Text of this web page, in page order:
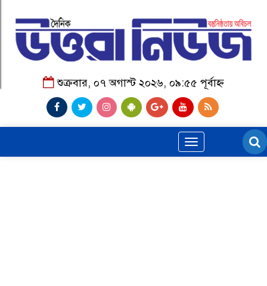
শুক্রবার, ০৭ অগাস্ট ২০২৬, ০৯:৫৫ পূর্বাহ্ন
Toggle
navigation